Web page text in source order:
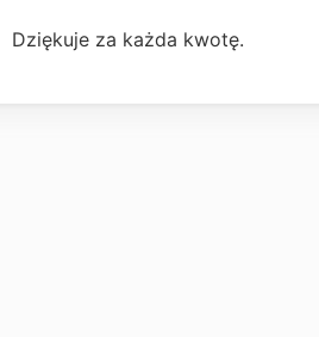
Dziękuje za każda kwotę.